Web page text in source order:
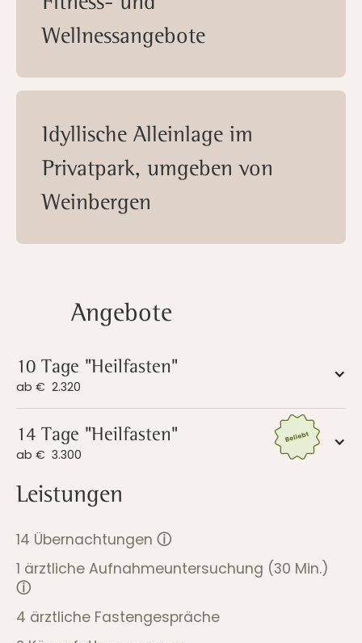
Wellnessangebote
Idyllische Alleinlage im
Privatpark, umgeben von
Weinbergen
Angebote
10 Tage "Heilfasten"
ab € 2.320
14 Tage "Heilfasten"
ab € 3.300
Leistungen
14 Übernachtungen ⓘ
1 ärztliche Aufnahmeuntersuchung (30 Min.)
ⓘ
4 ärztliche Fastengespräche